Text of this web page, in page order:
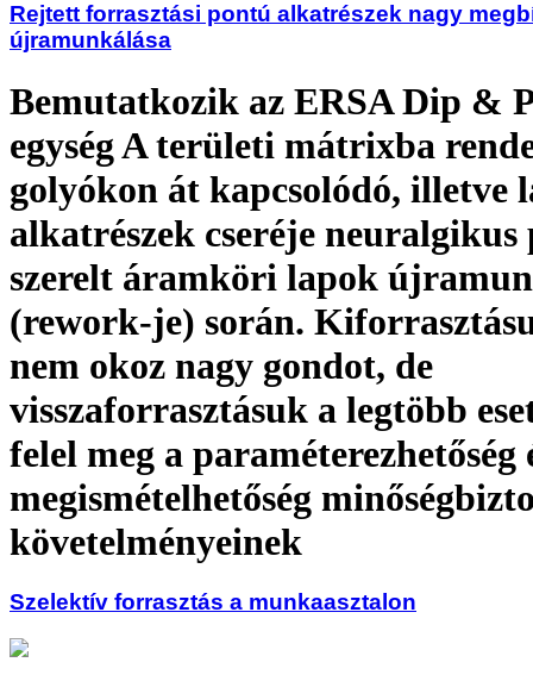
Rejtett forrasztási pontú alkatrészek nagy
újramunkálása
Bemutatkozik az ERSA Dip &
egység A területi mátrixba
golyókon át kapcsolódó, illetve
alkatrészek cseréje neuralgikus
szerelt áramköri lapok
(rework-je) során.
nem okoz nagy gondot, de
visszaforrasztásuk a legtöbb
felel meg a paraméterezhetőség
megismételhetőség
követelményeinek
Szelektív forrasztás a munkaasztalon